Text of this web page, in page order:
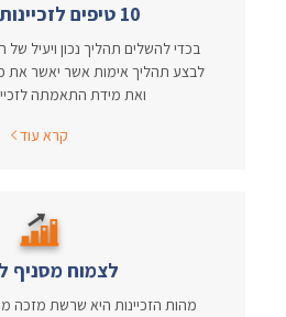
10 טיפים לזכיינות מנצחת
בכדי להשלים תהליך נכון ויעיל של
לבצע תהליך אימות אשר יאשר את
ואת מידת התאמתה
קרא עוד
לצמוח מסניף
מהות הזכיינות היא שרשת מזכה